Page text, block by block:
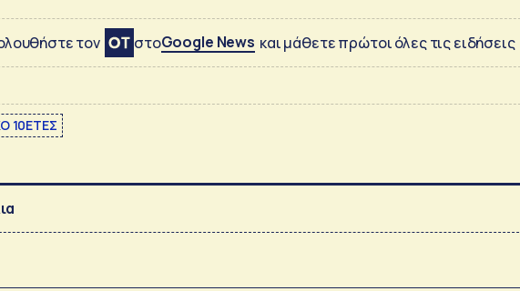
τον στοGoogle News και μάθετε πρώτοι όλες τις ειδήσεις
10ΕΤΕΣ